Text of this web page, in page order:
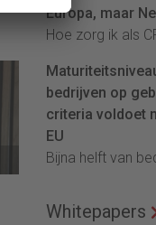
Europa, maar
Hoe zorg ik als
bedrijven op
criteria voldoet
EU
Bijna helft van
Whitepapers